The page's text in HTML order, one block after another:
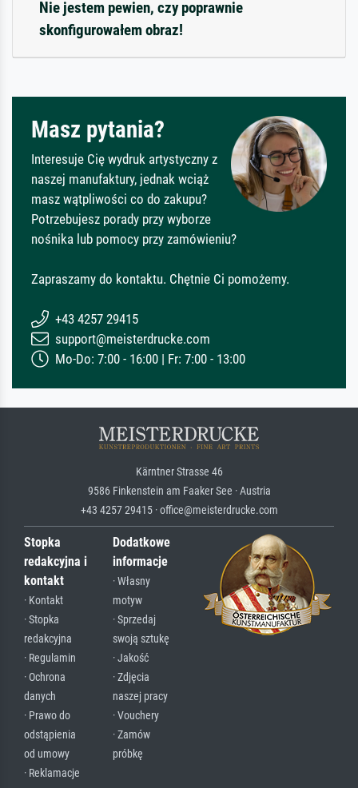
Nie jestem pewien, czy poprawnie
skonfigurowałem obraz!
Masz pytania?
Interesuje Cię wydruk artystyczny z
naszej manufaktury, jednak wciąż
masz wątpliwości co do zakupu?
Potrzebujesz porady przy wyborze
nośnika lub pomocy przy zamówieniu?
Zapraszamy do kontaktu. Chętnie Ci pomożemy.
+43 4257 29415
support@meisterdrucke.com
Mo-Do: 7:00 - 16:00 | Fr: 7:00 - 13:00
Kärntner Strasse 46
9586 Finkenstein am Faaker See · Austria
+43 4257 29415 · office@meisterdrucke.com
Stopka
redakcyjna i
kontakt
· Kontakt
· Stopka
redakcyjna
· Regulamin
· Ochrona
danych
· Prawo do
odstąpienia
od umowy
· Reklamacje
Dodatkowe
informacje
· Własny
motyw
· Sprzedaj
swoją sztukę
· Jakość
· Zdjęcia
naszej pracy
· Vouchery
· Zamów
próbkę